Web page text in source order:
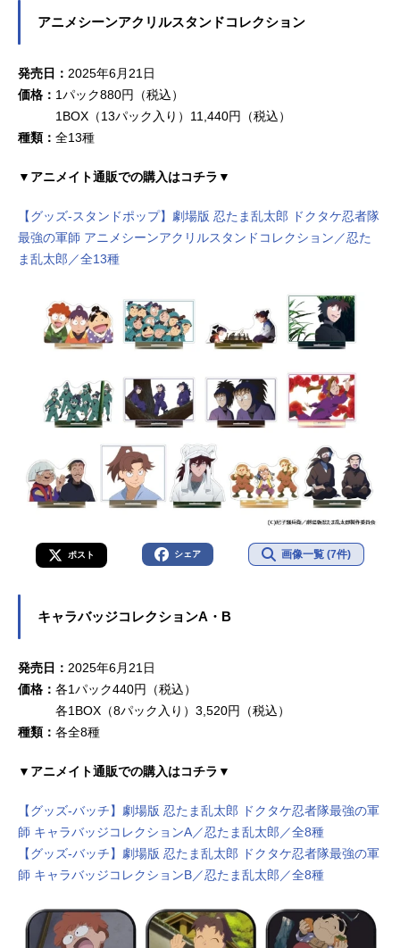
アニメシーンアクリルスタンドコレクション
発売日： 2025年6月21日
価格： 1パック880円（税込）
1BOX（13パック入り）11,440円（税込）
種類： 全13種
▼アニメイト通販での購入はコチラ▼
【グッズ-スタンドポップ】劇場版 忍たま乱太郎 ドクタケ忍者隊
最強の軍師 アニメシーンアクリルスタンドコレクション／忍た
ま乱太郎／全13種
ポスト シェア 画像一覧 (7件)
キャラバッジコレクションA・B
発売日： 2025年6月21日
価格： 各1パック440円（税込）
各1BOX（8パック入り）3,520円（税込）
種類： 各全8種
▼アニメイト通販での購入はコチラ▼
【グッズ-バッチ】劇場版 忍たま乱太郎 ドクタケ忍者隊最強の軍
師 キャラバッジコレクションA／忍たま乱太郎／全8種
【グッズ-バッチ】劇場版 忍たま乱太郎 ドクタケ忍者隊最強の軍
師 キャラバッジコレクションB／忍たま乱太郎／全8種